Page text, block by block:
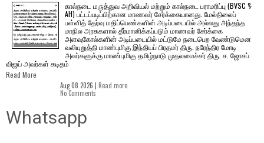
கால்நடை மருத்துவ அறிவியல் மற்றும் கால்நடை பராமரிப்பு (BVSC &
AH) பட்டப்படிப்பிற்கான மாணவர் சேர்க்கையானது. மேல்நிலைப்
பள்ளித் தேர்வு மதிப்பெண்களின் அடிப்படையில் அல்லது அந்தந்த
மாநில அரசுகளால் தீர்மானிக்கப்படும் மாணவர் சேர்க்கை
அளவுகோல்களின் அடிப்படையில் மட்டுமே நடைபெற வேண்டுமென
வலியுறுத்தி மாண்புமிகு இந்தியப் பிரதமர் திரு. நரேந்திர மோடி
அவர்களுக்கு மாண்புமிகு தமிழ்நாடு முதலமைச்சர் திரு. ச. ஜோசப்
விஜய் அவர்கள் கடிதம்
Read More
Aug 08 2026 | Read more
No Comments
Whatsapp